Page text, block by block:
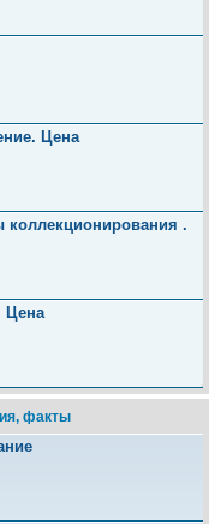
Цена
коллекционирования .
Цена
факты